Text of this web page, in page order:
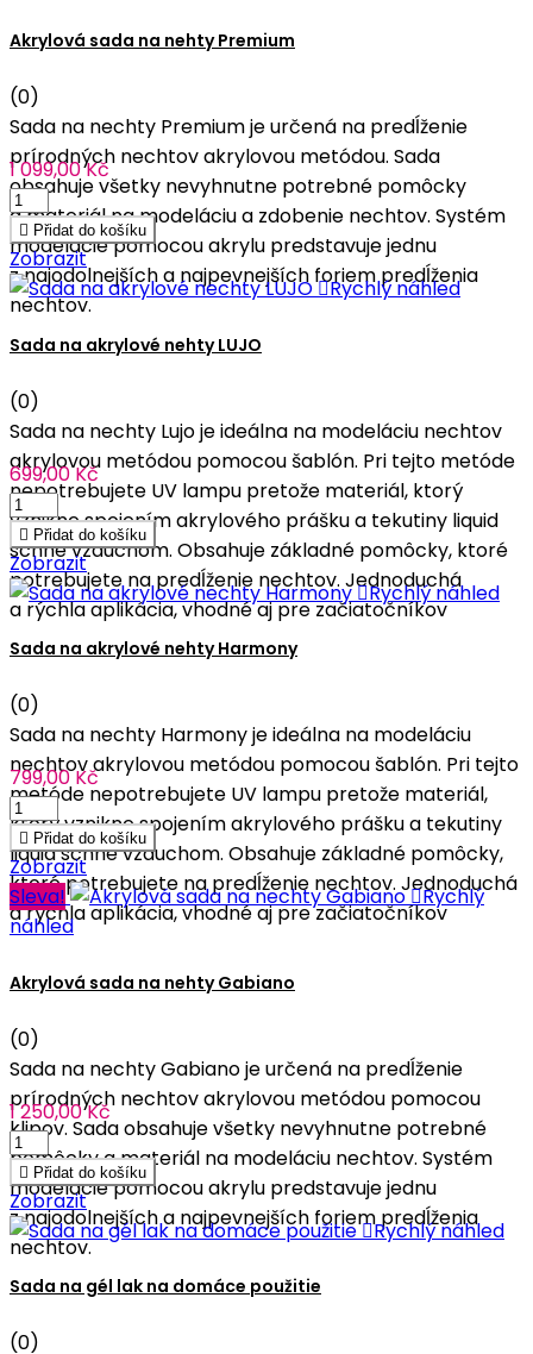
Akrylová sada na nehty Premium
(0)
Sada na nechty Premium je určená na predĺženie
prírodných nechtov akrylovou metódou. Sada
obsahuje všetky nevyhnutne potrebné pomôcky
a materiál na modeláciu a zdobenie nechtov. Systém
modelácie pomocou akrylu predstavuje jednu
z najodolnejších a najpevnejších foriem predĺženia
nechtov.
1 099,00 Kč
 Přidat do košíku
Zobrazit
Rychlý náhled
Sada na akrylové nehty LUJO
(0)
Sada na nechty Lujo je ideálna na modeláciu nechtov
akrylovou metódou pomocou šablón. Pri tejto metóde
nepotrebujete UV lampu pretože materiál, ktorý
vznikne spojením akrylového prášku a tekutiny liquid
schne vzduchom. Obsahuje základné pomôcky, ktoré
potrebujete na predĺženie nechtov. Jednoduchá
a rýchla aplikácia, vhodné aj pre začiatočníkov
699,00 Kč
 Přidat do košíku
Zobrazit
Rychlý náhled
Sada na akrylové nehty Harmony
(0)
Sada na nechty Harmony je ideálna na modeláciu
nechtov akrylovou metódou pomocou šablón. Pri tejto
metóde nepotrebujete UV lampu pretože materiál,
ktorý vznikne spojením akrylového prášku a tekutiny
liquid schne vzduchom. Obsahuje základné pomôcky,
ktoré potrebujete na predĺženie nechtov. Jednoduchá
a rýchla aplikácia, vhodné aj pre začiatočníkov
799,00 Kč
 Přidat do košíku
Zobrazit
Sleva!
Rychlý
náhled
Akrylová sada na nehty Gabiano
(0)
Sada na nechty Gabiano je určená na predĺženie
prírodných nechtov akrylovou metódou pomocou
klipov. Sada obsahuje všetky nevyhnutne potrebné
pomôcky a materiál na modeláciu nechtov. Systém
modelácie pomocou akrylu predstavuje jednu
z najodolnejších a najpevnejších foriem predĺženia
nechtov.
1 250,00 Kč
 Přidat do košíku
Zobrazit
Rychlý náhled
Sada na gél lak na domáce použitie
(0)